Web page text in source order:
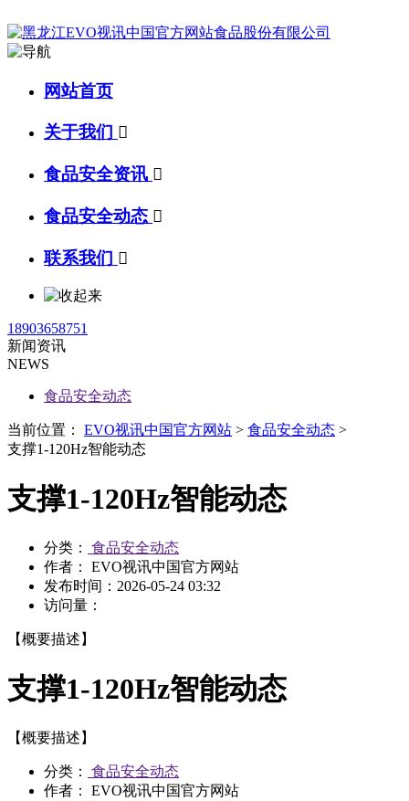
网站首页
关于我们 
食品安全资讯 
食品安全动态 
联系我们 
18903658751
新闻资讯
NEWS
食品安全动态
当前位置： EVO视讯中国官方网站 > 食品安全动态 >
支撑1-120Hz智能动态
支撑1-120Hz智能动态
分类：
食品安全动态
作者： EVO视讯中国官方网站
发布时间： 2026-05-24 03:32
访问量：
【概要描述】
支撑1-120Hz智能动态
【概要描述】
分类：
食品安全动态
作者： EVO视讯中国官方网站